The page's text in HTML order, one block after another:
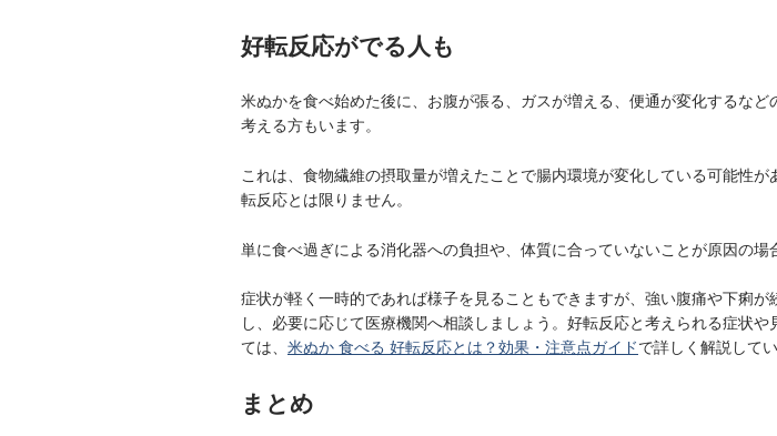
好転反応がでる人も
米ぬかを食べ始めた後に、お腹が張る、ガスが増える、便通が変化するなど
考える方もいます。
これは、食物繊維の摂取量が増えたことで腸内環境が変化している可能性
転反応とは限りません。
単に食べ過ぎによる消化器への負担や、体質に合っていないことが原因の場
症状が軽く一時的であれば様子を見ることもできますが、強い腹痛や下痢が
し、必要に応じて医療機関へ相談しましょう。好転反応と考えられる症状
ては、 米ぬか 食べる 好転反応とは？効果・注意点ガイドで詳しく解説してい
まとめ